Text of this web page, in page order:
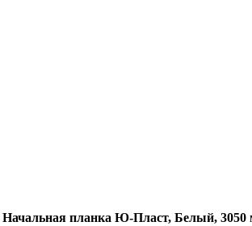
Начальная планка Ю-Пласт, Белый, 3050